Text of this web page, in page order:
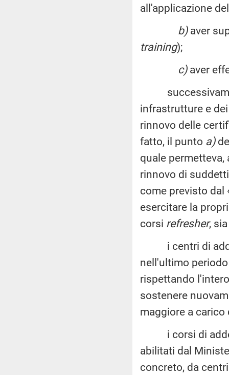
all'applicazione
b)aver
training);
c)aver
infrastrutture e
rinnovo delle
fatto, il punto a)
quale
rinnovo di
come previsto dal
esercitare la
corsi refresher,
i centri di
nell'ultimo
rispettando
sostenere
maggiore a
i corsi di
abilitati dal
concreto, da